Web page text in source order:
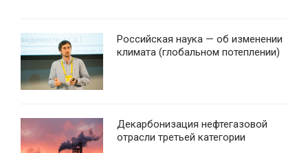
Российская наука — об изменении
климата (глобальном потеплении)
Декарбонизация нефтегазовой
отрасли третьей категории